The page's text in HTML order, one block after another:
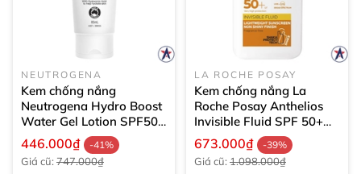
NEUTROGENA
Kem chống nắng
Neutrogena Hydro Boost
Water Gel Lotion SPF50
85ml
446.000₫ -41%
Giá cũ: 747.000₫
LA ROCHE POSAY
Kem chống nắng La
Roche Posay Anthelios
Invisible Fluid SPF 50+
50ml
673.000₫ -39%
Giá cũ: 1.098.000₫